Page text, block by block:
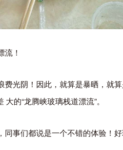
！
光阴！因此，就算是暴晒，就
的“龙腾峡玻璃栈道漂流”。
事们都说是一个不错的体验！